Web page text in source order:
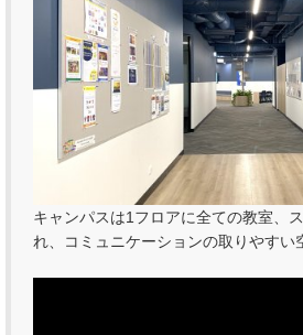
キャンパスは1フロアに全ての教室、
れ、コミュニケーションの取りやすい